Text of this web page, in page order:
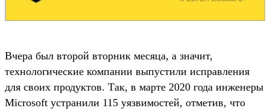
Вчера был второй вторник месяца, а значит,
технологические компании выпустили исправления
для своих продуктов. Так, в марте 2020 года инженеры
Microsoft устранили 115 уязвимостей, отметив, что